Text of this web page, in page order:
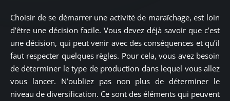
Choisir de se démarrer une activité de maraîchage, est loin
d’être une décision facile. Vous devez déjà savoir que c’est
une décision, qui peut venir avec des conséquences et qu’il
faut respecter quelques règles. Pour cela, vous avez besoin
de déterminer le type de production dans lequel vous allez
vous lancer. N’oubliez pas non plus de déterminer le
niveau de diversification. Ce sont des éléments qui peuvent